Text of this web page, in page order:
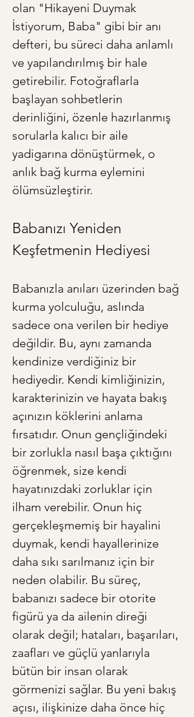
olan "Hikayeni Duymak
İstiyorum, Baba" gibi bir anı
defteri, bu süreci daha anlamlı
ve yapılandırılmış bir hale
getirebilir. Fotoğraflarla
başlayan sohbetlerin
derinliğini, özenle hazırlanmış
sorularla kalıcı bir aile
yadigarına dönüştürmek, o
anlık bağ kurma eylemini
ölümsüzleştirir.
Babanızı Yeniden
Keşfetmenin Hediyesi
Babanızla anıları üzerinden bağ
kurma yolculuğu, aslında
sadece ona verilen bir hediye
değildir. Bu, aynı zamanda
kendinize verdiğiniz bir
hediyedir. Kendi kimliğinizin,
karakterinizin ve hayata bakış
açınızın köklerini anlama
fırsatıdır. Onun gençliğindeki
bir zorlukla nasıl başa çıktığını
öğrenmek, size kendi
hayatınızdaki zorluklar için
ilham verebilir. Onun hiç
gerçekleşmemiş bir hayalini
duymak, kendi hayallerinize
daha sıkı sarılmanız için bir
neden olabilir. Bu süreç,
babanızı sadece bir otorite
figürü ya da ailenin direği
olarak değil; hataları, başarıları,
zaafları ve güçlü yanlarıyla
bütün bir insan olarak
görmenizi sağlar. Bu yeni bakış
açısı, ilişkinize daha önce hiç